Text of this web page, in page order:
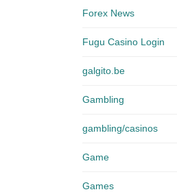
Forex News
Fugu Casino Login
galgito.be
Gambling
gambling/casinos
Game
Games